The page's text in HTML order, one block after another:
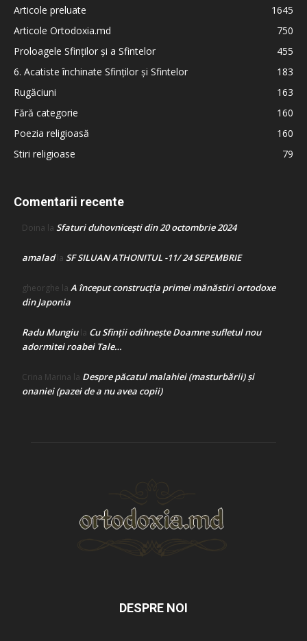
Articole preluate
1645
Articole Ortodoxia.md
750
Proloagele Sfinților și a Sfintelor
455
6. Acatiste închinate Sfinților și Sfintelor
183
Rugăciuni
163
Fără categorie
160
Poezia religioasă
160
Stiri religioase
79
Comentarii recente
Doina la Sfaturi duhovnicești din 20 octombrie 2024
amaladla SF SILUAN ATHONITUL -11/ 24 SEPEMBRIE
gheorghe la A început construcţia primei mănăstiri ortodoxe
din Japonia
Radu Mungiula Cu Sfinții odihnește Doamne sufletul nou
adormitei roabei Tale…
Crina Marina la Despre păcatul malahiei (masturbării) şi
onaniei (pazei de a nu avea copii)
DESPRE NOI